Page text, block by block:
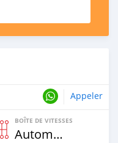
Appeler
BOÎTE DE VITESSES
Automatique